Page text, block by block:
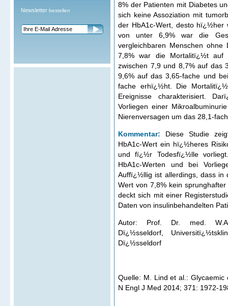
8% der Patienten mit Diabetes
sich keine Assoziation mit
der HbA1c-Wert, desto hï¿½her
von unter 6,9% war die
vergleichbaren Menschen
7,8% war die Mortalitï¿½t auf
zwischen 7,9 und 8,7% auf das
9,6% auf das 3,65-fache und
fache erhï¿½ht. Die
Ereignisse charakterisiert.
Vorliegen einer
Nierenversagen um das 28,1-
Kommentar: Diese Studie
HbA1c-Wert ein hï¿½heres
und fï¿½r Todesfï¿½lle
HbA1c-Werten und bei
Auffï¿½llig ist allerdings, dass in
Wert von 7,8% kein
deckt sich mit einer
Daten von insulinbehandelten
Autor: Prof. Dr. med. W.A.
Dï¿½sseldorf,
Dï¿½sseldorf
Quelle: M. Lind et al.:
N Engl J Med 2014; 371: 1972-
Newsletter bestellen